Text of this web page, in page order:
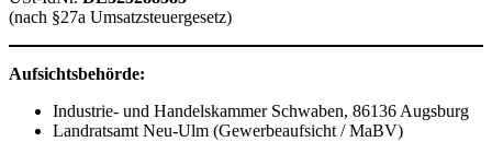
(nach §27a Umsatzsteuergesetz)
Aufsichtsbehörde:
Industrie- und Handelskammer Schwaben, 86136 Augsburg
Landratsamt Neu-Ulm (Gewerbeaufsicht / MaBV)